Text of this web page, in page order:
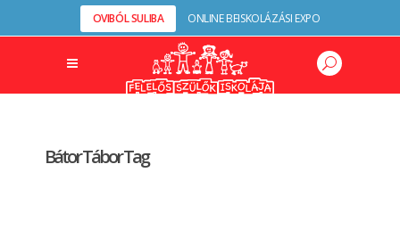
OVIBÓL SULIBA ONLINE BEISKOLÁZÁSI EXPO
Bátor Tábor Tag